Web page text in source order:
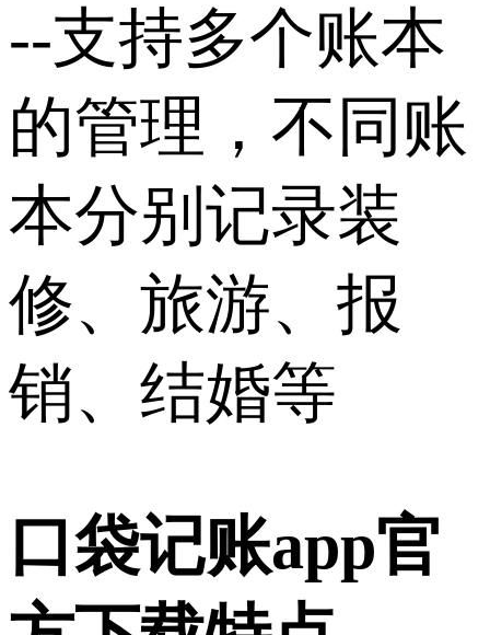
--支持多个账本
的管理，不同账
本分别记录装
修、旅游、报
销、结婚等
口袋记账app官